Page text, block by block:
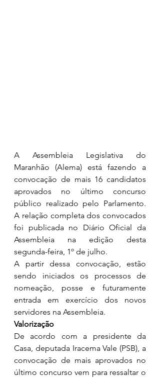
A Assembleia Legislativa do
Maranhão (Alema) está fazendo a
convocação de mais 16 candidatos
aprovados no último concurso
público realizado pelo Parlamento.
A relação completa dos convocados
foi publicada no Diário Oficial da
Assembleia na edição desta
segunda-feira, 1º de julho.
A partir dessa convocação, estão
sendo iniciados os processos de
nomeação, posse e futuramente
entrada em exercício dos novos
servidores na Assembleia.
Valorização
De acordo com a presidente da
Casa, deputada Iracema Vale (PSB), a
convocação de mais aprovados no
último concurso vem para ressaltar o